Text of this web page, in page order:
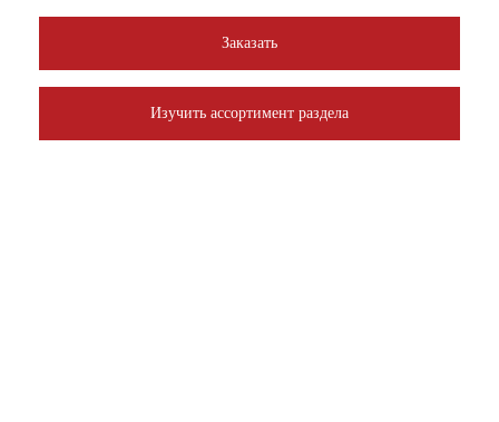
Заказать
Изучить ассортимент раздела